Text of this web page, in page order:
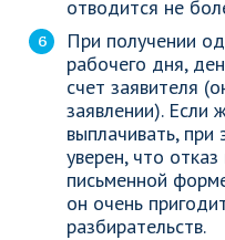
отводится не
При получении
рабочего дня,
счет заявителя
заявлении). Если
выплачивать,
уверен, что
письменной
он очень
разбирательств.